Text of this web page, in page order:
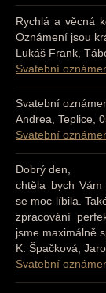
Rychlá a věcná
Oznámení jsou
Lukáš Frank,
Svatební
Svatební
Andrea, Teplice,
Svatební
Dobrý den,
chtěla bych
se moc líbila.
zpracování
jsme maximálně
K. Špačková,
Svatební